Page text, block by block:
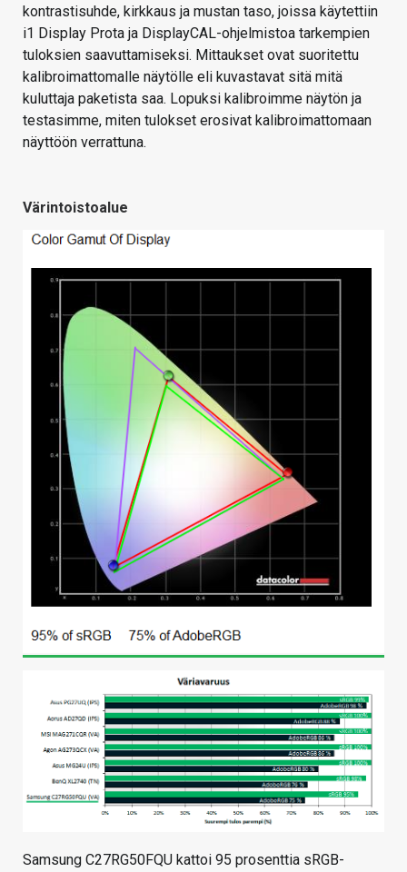
kontrastisuhde, kirkkaus ja mustan taso, joissa käytettiin
i1 Display Prota ja DisplayCAL-ohjelmistoa tarkempien
tuloksien saavuttamiseksi. Mittaukset ovat suoritettu
kalibroimattomalle näytölle eli kuvastavat sitä mitä
kuluttaja paketista saa. Lopuksi kalibroimme näytön ja
testasimme, miten tulokset erosivat kalibroimattomaan
näyttöön verrattuna.
Värintoistoalue
Samsung C27RG50FQU kattoi 95 prosenttia sRGB-